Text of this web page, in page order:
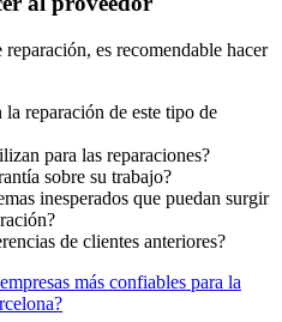
es recomendable hacer
reparación de este tipo de
para las reparaciones?
sobre su trabajo?
inesperados que puedan surgir
de clientes anteriores?
más confiables para la